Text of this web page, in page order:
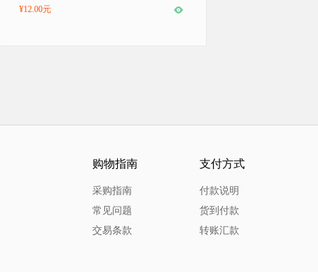
¥12.00元
购物指南
采购指南
常见问题
交易条款
支付方式
付款说明
货到付款
转账汇款